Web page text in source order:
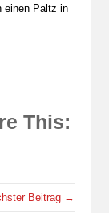
einen Paltz in
This:
Beitrag →